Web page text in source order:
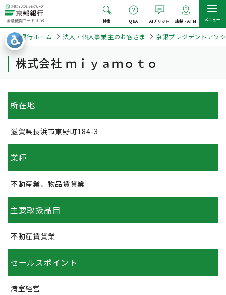
金融機関コード:0158 検索 Q&A AIチャット 店舗・ATM メニュー
京都銀行ホーム 法人・個人事業主のお客さま 京銀プレジデントアソ
株式会社 ｍｉｙａｍｏｔｏ
所在地
滋賀県長浜市東野町184-3
業種
不動産業、物品賃貸業
主要取扱品目
不動産賃貸業
セールスポイント
満室経営